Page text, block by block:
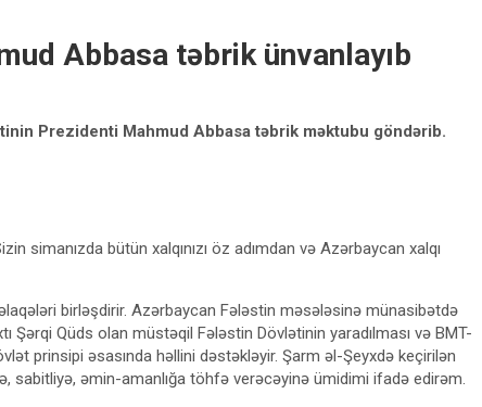
Abbasa təbrik ünvanlayıb
Prezidenti Mahmud Abbasa təbrik məktubu göndərib.
simanızda bütün xalqınızı öz adımdan və Azərbaycan xalqı
birləşdirir. Azərbaycan Fələstin məsələsinə münasibətdə
Qüds olan müstəqil Fələstin Dövlətinin yaradılması və BMT-
prinsipi əsasında həllini dəstəkləyir. Şarm əl-Şeyxdə keçirilən
sabitliyə, əmin-amanlığa töhfə verəcəyinə ümidimi ifadə edirəm.